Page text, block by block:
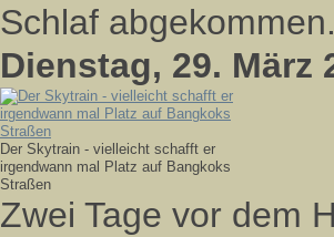
Schlaf abgekommen.
Dienstag, 29. März
Der Skytrain - vielleicht schafft er
irgendwann mal Platz auf Bangkoks
Straßen
Zwei Tage vor dem